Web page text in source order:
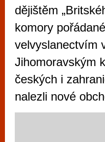
dějištěm
komory
velvyslanectvím
Jihomoravským
českých i
nalezli nové
Mimo jiné je ale
vyzkoušet různé
metropoli
po moderní
příležitostné hráče.